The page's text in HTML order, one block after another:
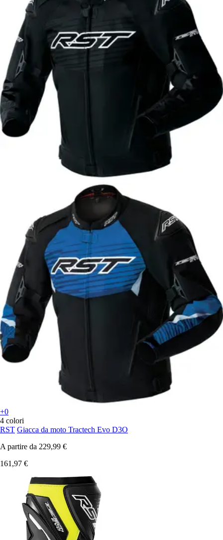
+0
4 colori
RST Giacca da moto Tractech Evo D3O
A partire da 229,99 €
161,97 €